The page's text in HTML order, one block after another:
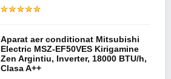
Aparat aer conditionat Mitsubishi
Electric MSZ-EF50VES Kirigamine
Zen Argintiu, Inverter, 18000 BTU/h,
Clasa A++